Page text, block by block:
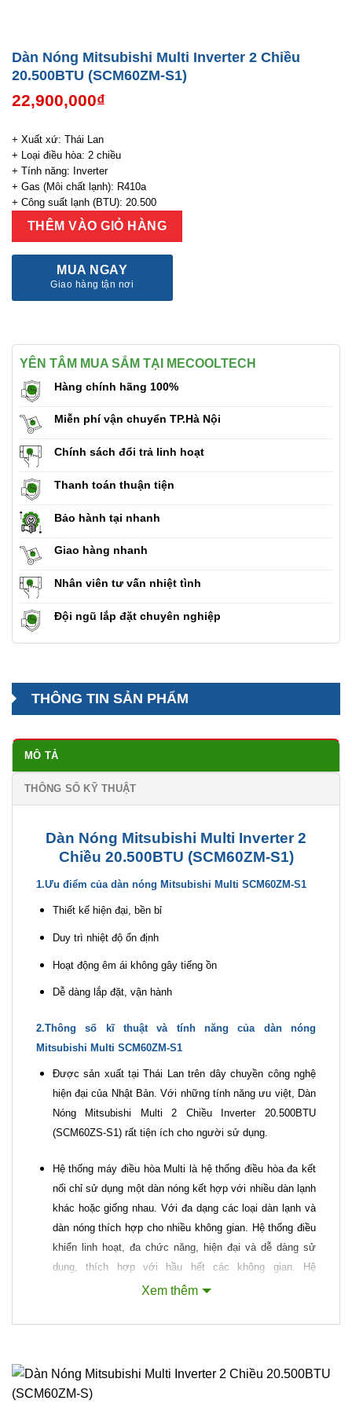
Dàn Nóng Mitsubishi Multi Inverter 2 Chiều
20.500BTU (SCM60ZM-S1)
22,900,000₫
+ Xuất xứ: Thái Lan
+ Loại điều hòa: 2 chiều
+ Tính năng: Inverter
+ Gas (Môi chất lạnh): R410a
+ Công suất lạnh (BTU): 20.500
THÊM VÀO GIỎ HÀNG
MUA NGAY
Giao hàng tận nơi
YÊN TÂM MUA SẮM TẠI MECOOLTECH
Hàng chính hãng 100%
Miễn phí vận chuyển TP.Hà Nội
Chính sách đổi trả linh hoạt
Thanh toán thuận tiện
Bảo hành tại nhanh
Giao hàng nhanh
Nhân viên tư vấn nhiệt tình
Đội ngũ lắp đặt chuyên nghiệp
THÔNG TIN SẢN PHẨM
MÔ TẢ
THÔNG SỐ KỸ THUẬT
Dàn Nóng Mitsubishi Multi Inverter 2
Chiều 20.500BTU (SCM60ZM-S1)
1.Ưu điểm của dàn nóng Mitsubishi Multi SCM60ZM-S1
Thiết kế hiện đại, bền bỉ
Duy trì nhiệt độ ổn định
Hoạt động êm ái không gây tiếng ồn
Dễ dàng lắp đặt, vận hành
2.Thông số kĩ thuật và tính năng của dàn nóng
Mitsubishi Multi SCM60ZM-S1
Được sản xuất tại Thái Lan trên dây chuyền công nghệ
hiện đại của Nhật Bản. Với những tính năng ưu việt, Dàn
Nóng Mitsubishi Multi 2 Chiều Inverter 20.500BTU
(SCM60ZS-S1) rất tiện ích cho người sử dụng.
Hệ thống máy điều hòa Multi là hệ thống điều hòa đa kết
nối chỉ sử dụng một dàn nóng kết hợp với nhiều dàn lạnh
khác hoặc giống nhau. Với đa dạng các loại dàn lạnh và
dàn nóng thích hợp cho nhiều không gian. Hệ thống điều
khiển linh hoạt, đa chức năng, hiện đại và dễ dàng sử
dụng, thích hợp với hầu hết các không gian. Hệ
điều hòa Multigiúp tiết kiệm diện tích đem lại tính
Dàn nóng Mitsubishi Heavy SCM60ZS-S1 là một sản
Xem thêm